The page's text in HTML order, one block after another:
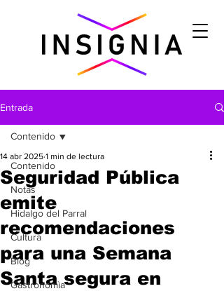
Entrada
Contenido
Notas
Hidalgo del Parral
Cultura
Blog
Gastronomìa
Contenido
Seguridad Pública
emite
recomendaciones
para una Semana
Santa segura en
14 abr 2025 1 min de lectura